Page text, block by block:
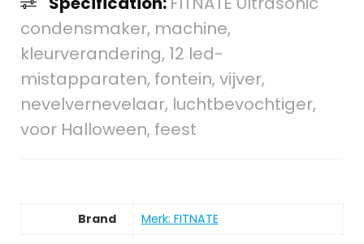
condensmaker, machine,
kleurverandering, 12 led-
mistapparaten, fontein, vijver,
nevelvernevelaar, luchtbevochtiger,
voor Halloween, feest
Brand Merk: FITNATE